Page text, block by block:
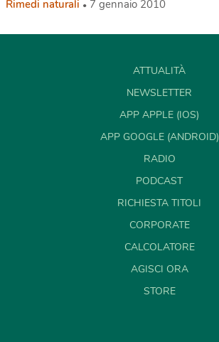
Rimedi naturali 7 gennaio 2010
ATTUALITÀ
NEWSLETTER
APP APPLE (IOS)
APP GOOGLE (ANDROID)
RADIO
PODCAST
RICHIESTA TITOLI
CORPORATE
CALCOLATORE
AGISCI ORA
STORE